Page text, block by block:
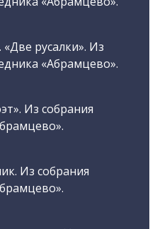
русалки». Из
«Абрамцево».
Из собрания
Из собрания